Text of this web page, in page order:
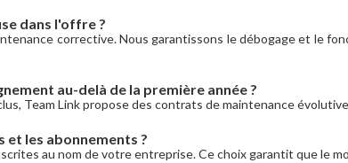
dans l'offre ?
corrective. Nous garantissons le débogage et le
au-delà de la première année ?
Team Link propose des contrats de maintenance
les abonnements ?
au nom de votre entreprise. Ce choix garantit que